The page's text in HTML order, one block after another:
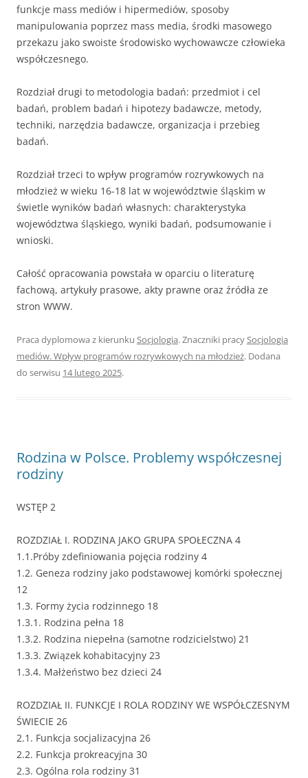
funkcje mass mediów i hipermediów, sposoby
manipulowania poprzez mass media, środki masowego
przekazu jako swoiste środowisko wychowawcze człowieka
współczesnego.
Rozdział drugi to metodologia badań: przedmiot i cel
badań, problem badań i hipotezy badawcze, metody,
techniki, narzędzia badawcze, organizacja i przebieg
badań.
Rozdział trzeci to wpływ programów rozrywkowych na
młodzież w wieku 16-18 lat w województwie śląskim w
świetle wyników badań własnych: charakterystyka
województwa śląskiego, wyniki badań, podsumowanie i
wnioski.
Całość opracowania powstała w oparciu o literaturę
fachową, artykuły prasowe, akty prawne oraz źródła ze
stron WWW.
Praca dyplomowa z kierunku Socjologia. Znaczniki pracySocjologia
mediów. Wpływ programów rozrywkowych na młodzież. Dodana
do serwisu 14 lutego 2025.
Rodzina w Polsce. Problemy współczesnej
rodziny
WSTĘP 2
ROZDZIAŁ I. RODZINA JAKO GRUPA SPOŁECZNA 4
1.1.Próby zdefiniowania pojęcia rodziny 4
1.2. Geneza rodziny jako podstawowej komórki społecznej
12
1.3. Formy życia rodzinnego 18
1.3.1. Rodzina pełna 18
1.3.2. Rodzina niepełna (samotne rodzicielstwo) 21
1.3.3. Związek kohabitacyjny 23
1.3.4. Małżeństwo bez dzieci 24
ROZDZIAŁ II. FUNKCJE I ROLA RODZINY WE WSPÓŁCZESNYM
ŚWIECIE 26
2.1. Funkcja socjalizacyjna 26
2.2. Funkcja prokreacyjna 30
2.3. Ogólna rola rodziny 31